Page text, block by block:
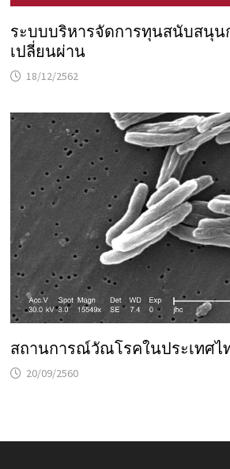
ระบบบริหารจัดการทุนสนับสนุน
เปลี่ยนผ่าน
18/12/2562
สถานการณ์วัณโรคในประเทศไ
20/09/2560